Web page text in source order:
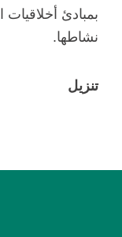
بمبادئ
نشاطها.
تنزيل